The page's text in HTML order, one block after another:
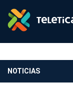
NOTICIAS